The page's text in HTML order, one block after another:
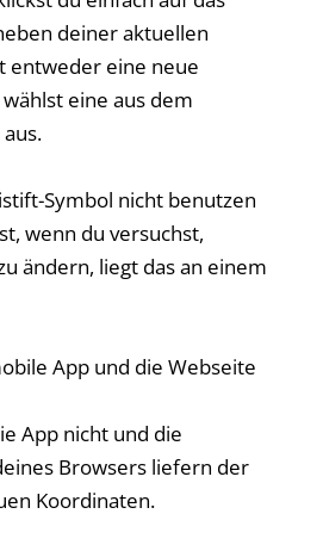
deiner aktuellen
entweder eine neue
eine aus dem
Symbol nicht benutzen
wenn du versuchst,
ändern, liegt das an einem
App und die Webseite
App nicht und die
Browsers liefern der
Koordinaten.